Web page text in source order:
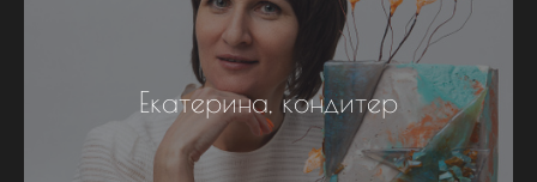
Екатерина, кондитер